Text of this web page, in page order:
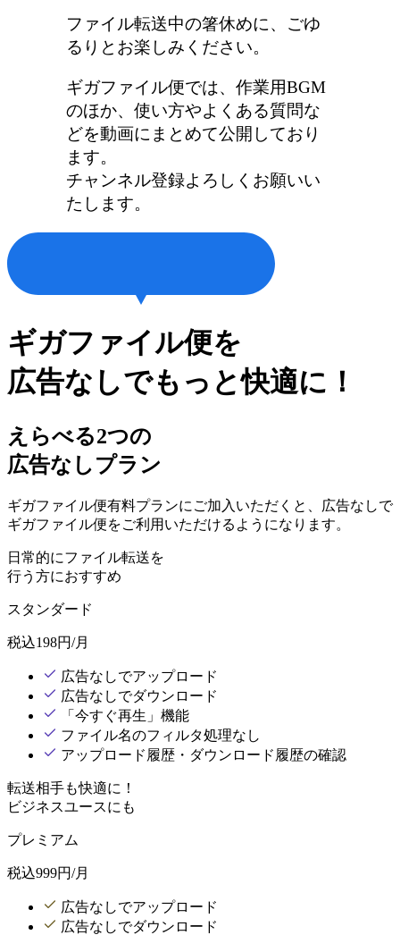
ファイル転送中の箸休めに、ごゆ
るりとお楽しみください。
ギガファイル便では、作業用BGM
のほか、使い方やよくある質問な
どを動画にまとめて公開しており
ます。
チャンネル登録よろしくお願いい
たします。
ギガファイル便を
広告なしでもっと快適に！
えらべる2つの
広告なしプラン
ギガファイル便有料プランにご加入いただくと、広告なしで
ギガファイル便をご利用いただけるようになります。
日常的にファイル転送を
行う方におすすめ
スタンダード
税込198円/月
広告なしでアップロード
広告なしでダウンロード
「今すぐ再生」機能
ファイル名のフィルタ処理なし
アップロード履歴・ダウンロード履歴の確認
転送相手も快適に！
ビジネスユースにも
プレミアム
税込999円/月
広告なしでアップロード
広告なしでダウンロード